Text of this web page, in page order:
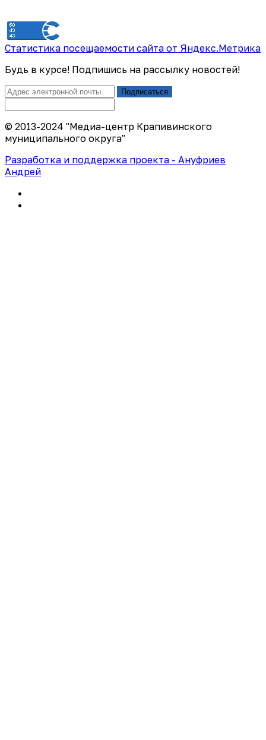
Статистика посещаемости сайта от Яндекс.Метрика
Будь в курсе! Подпишись на рассылку новостей!
Подписаться
© 2013-2024 "Медиа-центр Крапивинского
муниципального округа"
Разработка и поддержка проекта - Ануфриев
Андрей